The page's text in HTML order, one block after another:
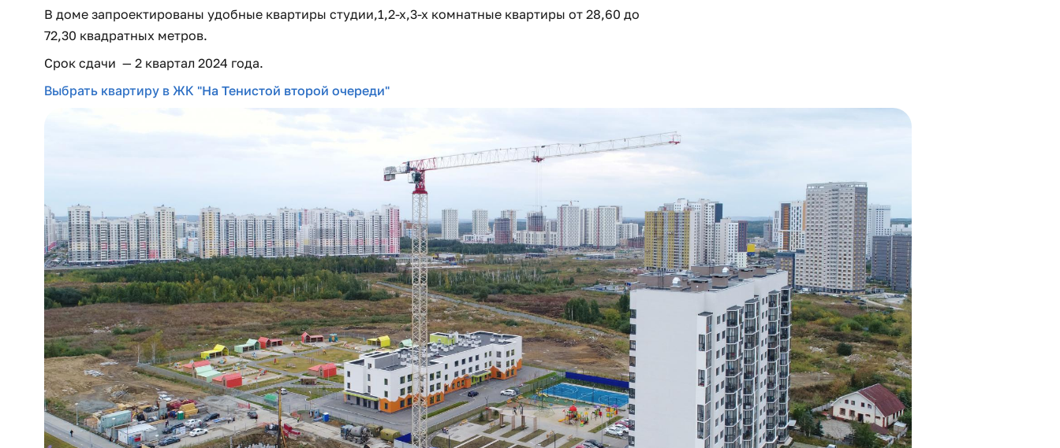
В доме запроектированы удобные квартиры студии,1,2-х,3-х комнатные квартиры от 28,60 до
72,30 квадратных метров.
Срок сдачи — 2 квартал 2024 года.
Выбрать квартиру в ЖК "На Тенистой второй очереди"